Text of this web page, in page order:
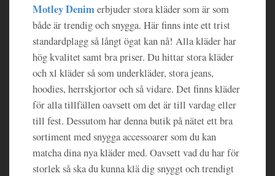
Motley Denimerbjuder stora kläder som är som
både är trendig och snygga. Här finns inte ett trist
standardplagg så långt ögat kan nå! Alla kläder har
hög kvalitet samt bra priser. Du hittar stora kläder
och xl kläder så som underkläder, stora jeans,
hoodies, herrskjortor och så vidare. Det finns kläder
för alla tillfällen oavsett om det är till vardag eller
till fest. Dessutom har denna butik på nätet ett bra
sortiment med snygga accessoarer som du kan
matcha dina nya kläder med. Oavsett vad du har för
storlek så ska du kunna klä dig snyggt och trendigt